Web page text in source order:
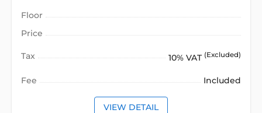
Floor
Price
Tax 10% VAT (Excluded)
Fee Included
VIEW DETAIL